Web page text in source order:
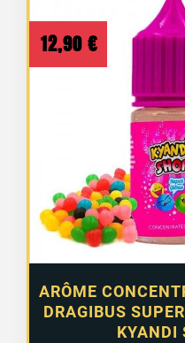
ARÔME
DRAGIBUS
KYANDI
12,90 €